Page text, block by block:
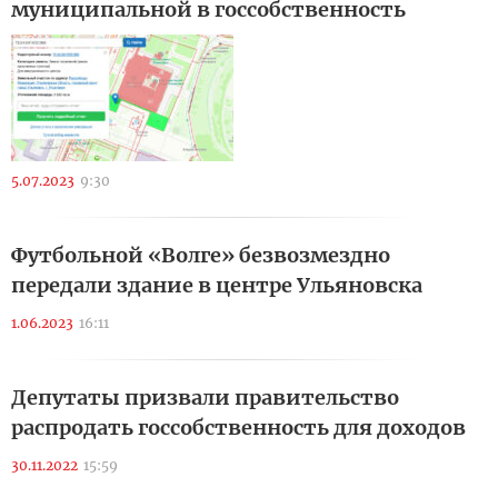
муниципальной в госсобственность
5.07.2023 9:30
Футбольной «Волге» безвозмездно
передали здание в центре Ульяновска
1.06.2023 16:11
Депутаты призвали правительство
распродать госсобственность для доходов
30.11.2022 15:59